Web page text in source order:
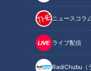
ニュースコラ
ライブ配信
RadiChubu（
この
この記事を見たあな